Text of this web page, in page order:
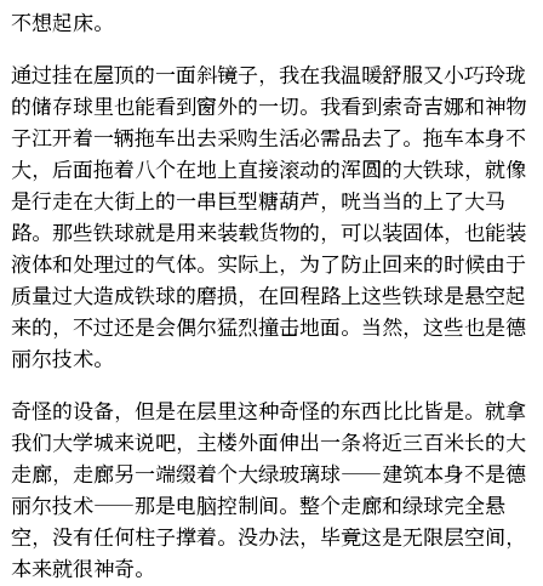
不想起床。
通过挂在屋顶的一面斜镜子，我在我温暖舒服又小巧玲珑
的储存球里也能看到窗外的一切。我看到索奇吉娜和神物
子江开着一辆拖车出去采购生活必需品去了。拖车本身不
大，后面拖着八个在地上直接滚动的浑圆的大铁球，就像
是行走在大街上的一串巨型糖葫芦，咣当当的上了大马
路。那些铁球就是用来装载货物的，可以装固体，也能装
液体和处理过的气体。实际上，为了防止回来的时候由于
质量过大造成铁球的磨损，在回程路上这些铁球是悬空起
来的，不过还是会偶尔猛烈撞击地面。当然，这些也是德
丽尔技术。
奇怪的设备，但是在层里这种奇怪的东西比比皆是。就拿
我们大学城来说吧，主楼外面伸出一条将近三百米长的大
走廊，走廊另一端缀着个大绿玻璃球——建筑本身不是德
丽尔技术——那是电脑控制间。整个走廊和绿球完全悬
空，没有任何柱子撑着。没办法，毕竟这是无限层空间，
本来就很神奇。